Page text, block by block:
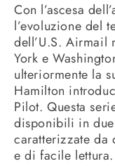
Con l’ascesa
l’evoluzione del
dell’U.S.
York e
ulteriormente la
Hamilton
Pilot. Questa
disponibili in
caratterizzate da
e di facile lettura.